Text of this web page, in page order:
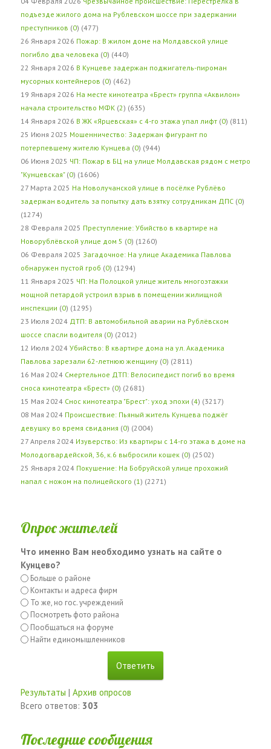
подъезде жилого дома на Рублевском шоссе при задержании
преступников (0) (477)
26 Января 2026 Пожар: В жилом доме на Молдавской улице
погибло два человека (0) (440)
22 Января 2026 В Кунцеве задержан поджигатель-пироман
мусорных контейнеров (0) (462)
19 Января 2026 На месте кинотеатра «Брест» группа «Аквилон»
начала строительство МФК (2) (635)
14 Января 2026 В ЖК «Ярцевская» с 4-го этажа упал лифт (0) (811)
25 Июня 2025 Мошенничество: Задержан фигурант по
потерпевшему жителю Кунцева (0) (944)
06 Июня 2025 ЧП: Пожар в БЦ на улице Молдавская рядом с метро
"Кунцевская" (0) (1606)
27 Марта 2025 На Новолучанской улице в посёлке Рублёво
задержан водитель за попытку дать взятку сотрудникам ДПС (0)
(1274)
28 Февраля 2025 Преступление: Убийство в квартире на
Новорублёвской улице дом 5 (0) (1260)
06 Февраля 2025 Загадочное: На улице Академика Павлова
обнаружен пустой гроб (0) (1294)
11 Января 2025 ЧП: На Полоцкой улице житель многоэтажки
мощной петардой устроил взрыв в помещении жилищной
инспекции (0) (1295)
23 Июля 2024 ДТП: В автомобильной аварии на Рублёвском
шоссе спасли водителя (0) (2012)
12 Июля 2024 Убийство: В квартире дома на ул. Академика
Павлова зарезали 62-летнюю женщину (0) (2811)
16 Мая 2024 Смертельное ДТП: Велосипедист погиб во время
сноса кинотеатра «Брест» (0) (2681)
15 Мая 2024 Снос кинотеатра "Брест": уход эпохи (4) (3217)
08 Мая 2024 Происшествие: Пьяный житель Кунцева поджёг
девушку во время свидания (0) (2004)
27 Апреля 2024 Изуверство: Из квартиры с 14-го этажа в доме на
Молодогвардейской, 36, к.6 выбросили кошек (0) (2502)
25 Января 2024 Покушение: На Бобруйской улице прохожий
напал с ножом на полицейского (1 ) (2271)
Опрос жителей
Что именно Вам необходимо узнать на сайте о
Кунцево?
Больше о районе
Контакты и адреса фирм
То же, но гос. учреждений
Посмотреть фото района
Пообщаться на форуме
Найти единомышленников
Результаты | Архив опросов
Всего ответов: 303
Последние сообщения